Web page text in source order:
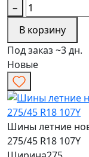
−
В корзину
Под заказ ~3 дн.
Новые
Шины летние
275/45 R18 107Y